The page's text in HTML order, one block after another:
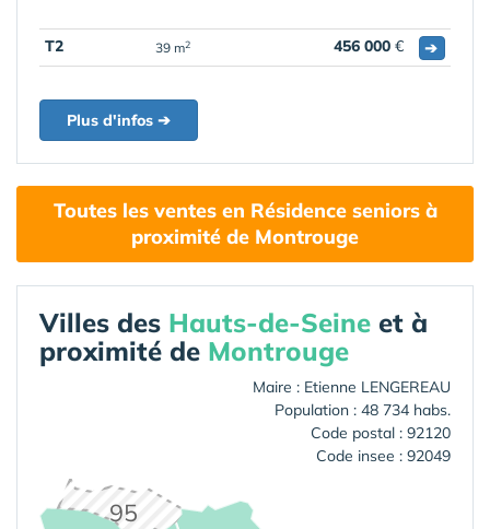
T2 39 m2 456 000 € ➔
Plus d'infos ➔
Toutes les ventes en Résidence seniors à
proximité de Montrouge
Villes des Hauts-de-Seine et à
proximité de Montrouge
Maire : Etienne LENGEREAU
Population : 48 734 habs.
Code postal : 92120
Code insee : 92049
95